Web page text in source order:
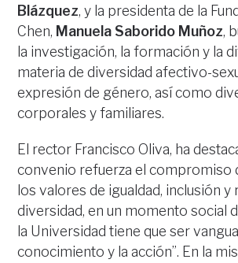
Blázquez, y la presidenta de la
Chen, Manuela Saborido Muñoz,
la investigación, la formación y la
materia de diversidad afectivo-
expresión de género, así como
corporales y familiares.
El rector Francisco Oliva, ha
convenio refuerza el compromiso
los valores de igualdad, inclusión y
diversidad, en un momento social
la Universidad tiene que ser
conocimiento y la acción”. En la